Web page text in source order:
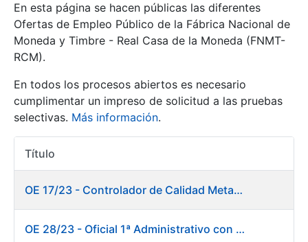
Mostrar/Ocultar
Mostrar/Ocultar
En esta página se hacen públicas las diferentes
Ofertas de Empleo Público de la Fábrica Nacional de
Moneda y Timbre - Real Casa de la Moneda (FNMT-
RCM).
En todos los procesos abiertos es necesario
cumplimentar un impreso de solicitud a las pruebas
selectivas. Más información.
Título
OE 17/23 - Controlador de Calidad Metalurgia
OE 28/23 - Oficial 1ª Administrativo con inglés y francés